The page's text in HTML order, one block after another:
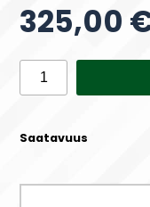
325,00
Saatavuus